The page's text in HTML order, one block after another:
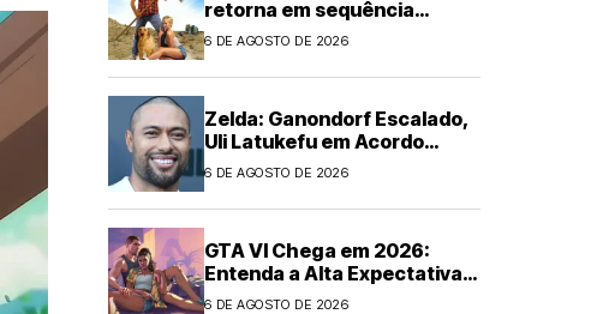
retorna em sequência
animada
6 DE AGOSTO DE 2026
Zelda: Ganondorf Escalado,
Uli Latukefu em Acordo
Multi-filmes
6 DE AGOSTO DE 2026
GTA VI Chega em 2026:
Entenda a Alta Expectativa
Global
6 DE AGOSTO DE 2026